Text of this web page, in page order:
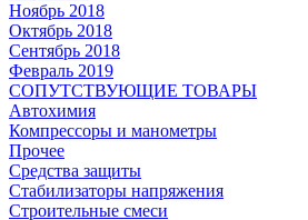
Ноябрь 2018
Октябрь 2018
Сентябрь 2018
Февраль 2019
СОПУТСТВУЮЩИЕ ТОВАРЫ
Автохимия
Компрессоры и манометры
Прочее
Средства защиты
Стабилизаторы напряжения
Строительные смеси